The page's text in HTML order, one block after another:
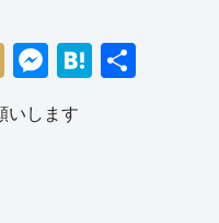
M
ixi
M
e
ss
H
いします